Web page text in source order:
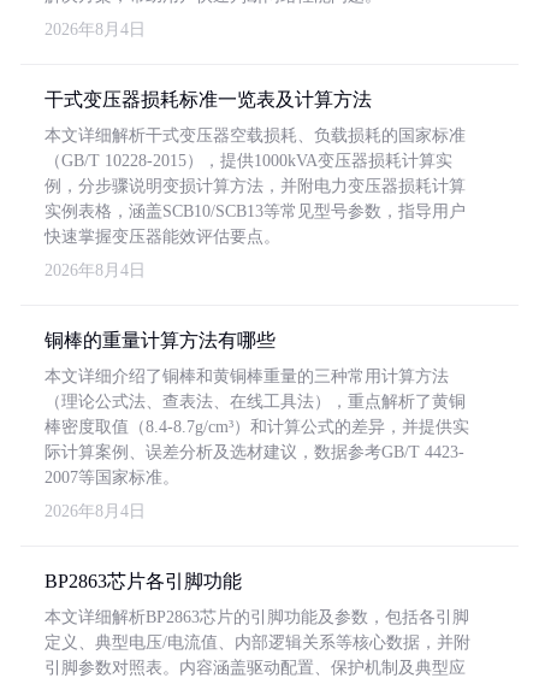
2026年8月4日
干式变压器损耗标准一览表及计算方法
本文详细解析干式变压器空载损耗、负载损耗的国家标准
（GB/T 10228-2015），提供1000kVA变压器损耗计算实
例，分步骤说明变损计算方法，并附电力变压器损耗计算
实例表格，涵盖SCB10/SCB13等常见型号参数，指导用户
快速掌握变压器能效评估要点。
2026年8月4日
铜棒的重量计算方法有哪些
本文详细介绍了铜棒和黄铜棒重量的三种常用计算方法
（理论公式法、查表法、在线工具法），重点解析了黄铜
棒密度取值（8.4-8.7g/cm³）和计算公式的差异，并提供实
际计算案例、误差分析及选材建议，数据参考GB/T 4423-
2007等国家标准。
2026年8月4日
BP2863芯片各引脚功能
本文详细解析BP2863芯片的引脚功能及参数，包括各引脚
定义、典型电压/电流值、内部逻辑关系等核心数据，并附
引脚参数对照表。内容涵盖驱动配置、保护机制及典型应